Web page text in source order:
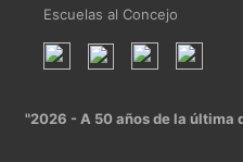
Escuelas al Concejo
"2026 - A 50 años de la última